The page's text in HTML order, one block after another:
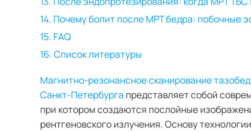
14. Почему болит после МРТ бедра: побочные
15. FAQ
16. Список литературы
Магнитно-резонансное сканирование
Санкт-Петербурга представляет собой
при котором создаются послойные
рентгеновского излучения. Основу